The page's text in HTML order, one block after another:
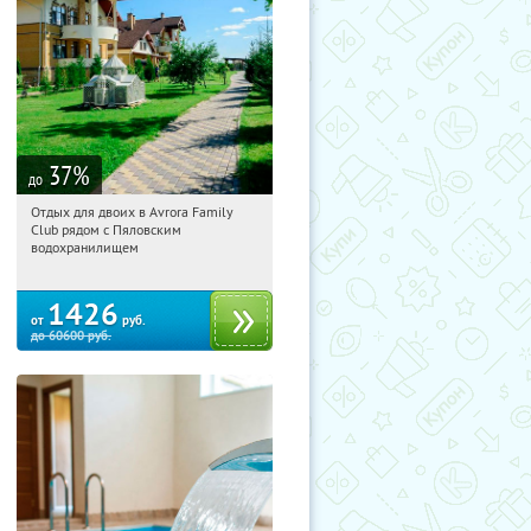
до 37%
17:24:49 Купили:
Московская обл., Мытищинский р-н,
Отдых для двоих в Avrora Family
Club рядом с Пяловским
водохранилищем
от 1426 руб.
до60600руб.